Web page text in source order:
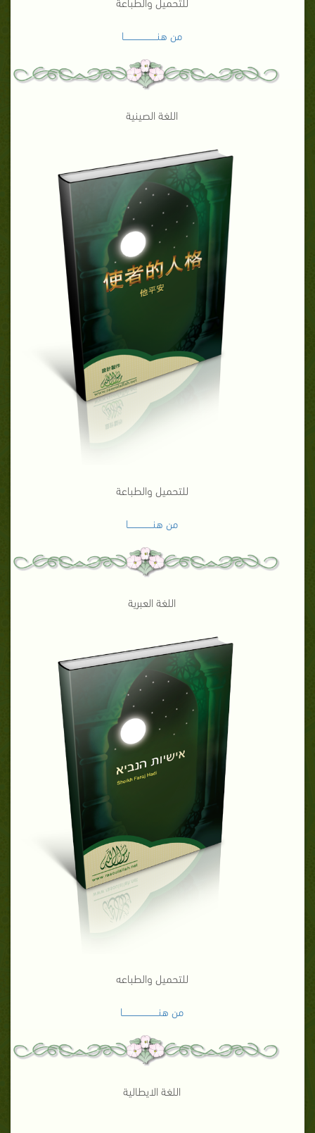
من هنـــــــــــــــــــــــا
اللغة الصينية
للتحميل والطباعة
من هنـــــــــــــــــا
اللغة العبرية
للتحميل والطباعه
من هنـــــــــــــــــــــــــا
اللغة الايطالية